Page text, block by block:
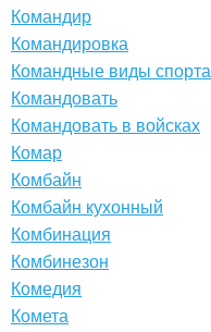
Командир
Командировка
Командные виды спорта
Командовать
Командовать в войсках
Комар
Комбайн
Комбайн кухонный
Комбинация
Комбинезон
Комедия
Комета